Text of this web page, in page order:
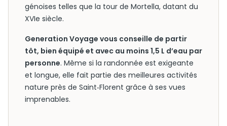
génoises telles que la tour de Mortella, datant du
XVIe siècle.
Generation Voyage vous conseille de partir
tôt, bien équipé et avec au moins 1,5 L d’eau par
personne. Même si la randonnée est exigeante
et longue, elle fait partie des meilleures activités
nature près de Saint‑Florent grâce à ses vues
imprenables.